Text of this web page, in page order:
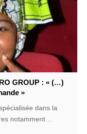
GROUP : « (…)
»
dans la
notamment